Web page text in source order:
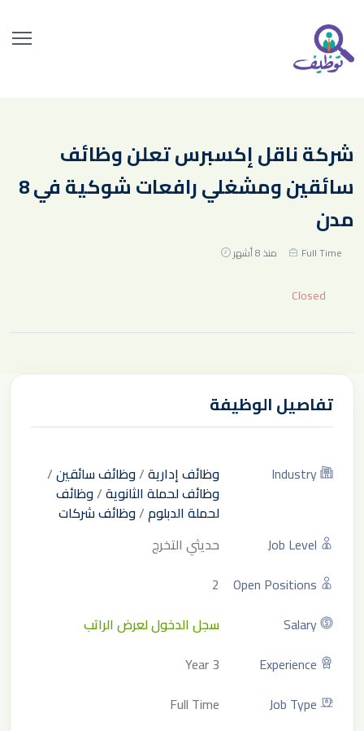
شركة ناقل إكسبرس تعلن وظائف
سائقين ومشغلي رافعات شوكية في 8
مدن
Full Time منذ 8 أشهر
Closed
تفاصيل الوظيفة
Industry وظائف إدارية/وظائف سائقين/
وظائف لحملة الثانوية/وظائف
لحملة الدبلوم/وظائف شركات
Job Level
حديثي التخرج
Open Positions
2
Salary
سجل الدخول لعرض الراتب
Experience
3 Year
Job Type
Full Time